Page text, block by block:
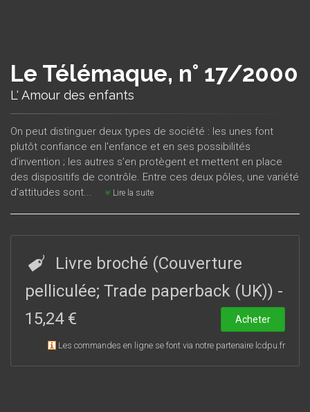
Le Télémaque, n° 17/2000
L' Amour des enfants
On peut distinguer deux types de société : les unes font
plutôt confiance en l'enfance et en ses possibilités
d’invention ; les autres s’en protègent et mettent en place
des dispositifs de contrôle. Entre ces deux pôles, une variété
d’attitudes sont...
Lire la suite
Livre broché (Couverture
pelliculée; Trade paperback (UK)) -
15,24 €
Acheter
Les commandes en ligne se font via notre partenaire lcdpu.fr